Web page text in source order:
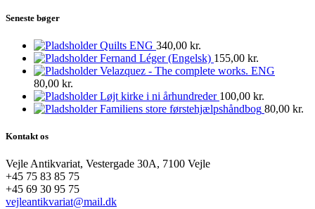
Seneste bøger
Quilts ENG 340,00 kr.
Fernand Léger (Engelsk) 155,00 kr.
Velazquez - The complete works. ENG
80,00 kr.
Løjt kirke i ni århundreder 100,00 kr.
Familiens store førstehjælpshåndbog 80,00 kr.
Kontakt os
Vejle Antikvariat, Vestergade 30A, 7100 Vejle
+45 75 83 85 75
+45 69 30 95 75
vejleantikvariat@mail.dk